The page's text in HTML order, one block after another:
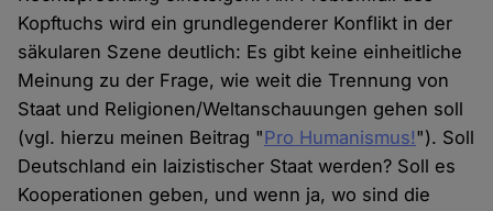
Kopftuchs wird ein grundlegenderer Konflikt in der
säkularen Szene deutlich: Es gibt keine einheitliche
Meinung zu der Frage, wie weit die Trennung von
Staat und Religionen/Weltanschauungen gehen soll
(vgl. hierzu meinen Beitrag "Pro Humanismus!"). Soll
Deutschland ein laizistischer Staat werden? Soll es
Kooperationen geben, und wenn ja, wo sind die